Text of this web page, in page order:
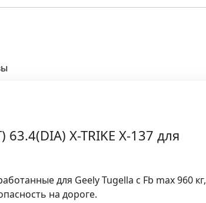
X-TRIKE X-137 для
для Geely Tugella с Fb max 960 кг,
на дороге.